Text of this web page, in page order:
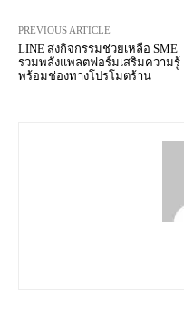
PREVIOUS ARTICLE
LINE ส่งกิจกรรมช่วยเหลือ SME
รวมพลังแพลตฟอร์มเสริมความรู้
พร้อมช่องทางโปรโมตร้าน